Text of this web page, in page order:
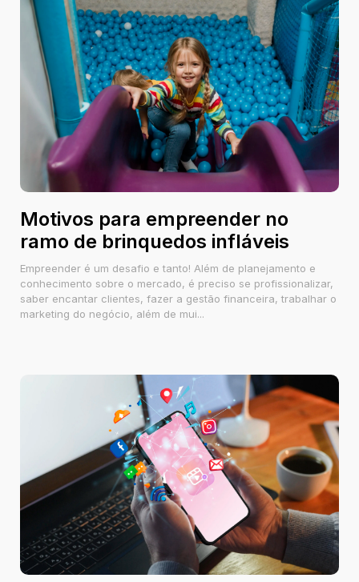
Motivos para empreender no
ramo de brinquedos infláveis
Empreender é um desafio e tanto! Além de planejamento e
conhecimento sobre o mercado, é preciso se profissionalizar,
saber encantar clientes, fazer a gestão financeira, trabalhar o
marketing do negócio, além de mui...